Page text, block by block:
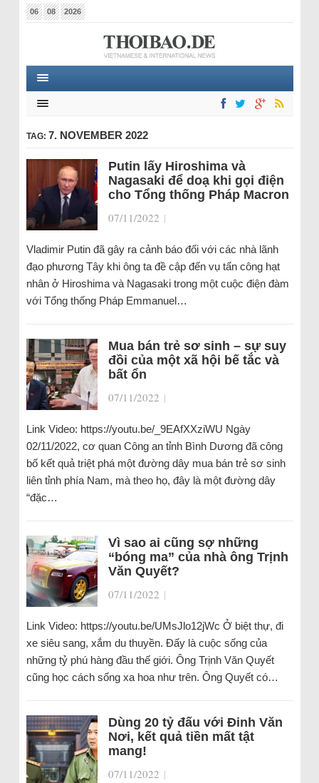
06 08 2026
TAG: 7. NOVEMBER 2022
Putin lấy Hiroshima và
Nagasaki để doạ khi gọi điện
cho Tổng thống Pháp Macron
07/11/2022 |
Vladimir Putin đã gây ra cảnh báo đối với các nhà lãnh
đạo phương Tây khi ông ta đề cập đến vụ tấn công hạt
nhân ở Hiroshima và Nagasaki trong một cuộc điện đàm
với Tổng thống Pháp Emmanuel…
Mua bán trẻ sơ sinh – sự suy
đồi của một xã hội bế tắc và
bất ổn
07/11/2022 |
Link Video: https://youtu.be/_9EAfXXziWU Ngày
02/11/2022, cơ quan Công an tỉnh Bình Dương đã công
bố kết quả triệt phá một đường dây mua bán trẻ sơ sinh
liên tỉnh phía Nam, mà theo họ, đây là một đường dây
“đặc…
Vì sao ai cũng sợ những
“bóng ma” của nhà ông Trịnh
Văn Quyết?
07/11/2022 |
Link Video: https://youtu.be/UMsJlo12jWc Ở biệt thự, đi
xe siêu sang, xắm du thuyền. Đấy là cuộc sống của
những tỷ phú hàng đầu thế giới. Ông Trịnh Văn Quyết
cũng học cách sống xa hoa như trên. Ông Quyết có…
Dùng 20 tỷ đấu với Đinh Văn
Nơi, kết quả tiền mất tật
mang!
07/11/2022 |